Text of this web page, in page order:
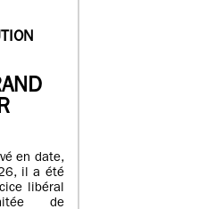
en date,
il a été
libéral
de